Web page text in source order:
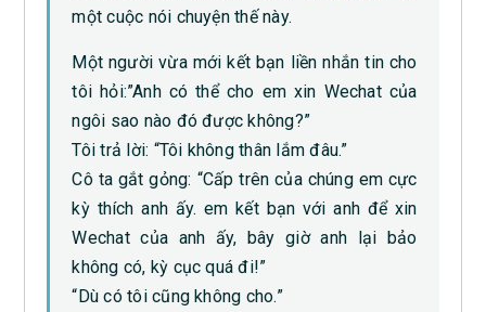
một cuộc nói chuyện thế này.
Một người vừa mới kết bạn liền nhắn tin cho
tôi hỏi:”Anh có thể cho em xin Wechat của
ngôi sao nào đó được không?”
Tôi trả lời: “Tôi không thân lắm đâu.”
Cô ta gắt gỏng: “Cấp trên của chúng em cực
kỳ thích anh ấy. em kết bạn với anh để xin
Wechat của anh ấy, bây giờ anh lại bảo
không có, kỳ cục quá đi!”
“Dù có tôi cũng không cho.”